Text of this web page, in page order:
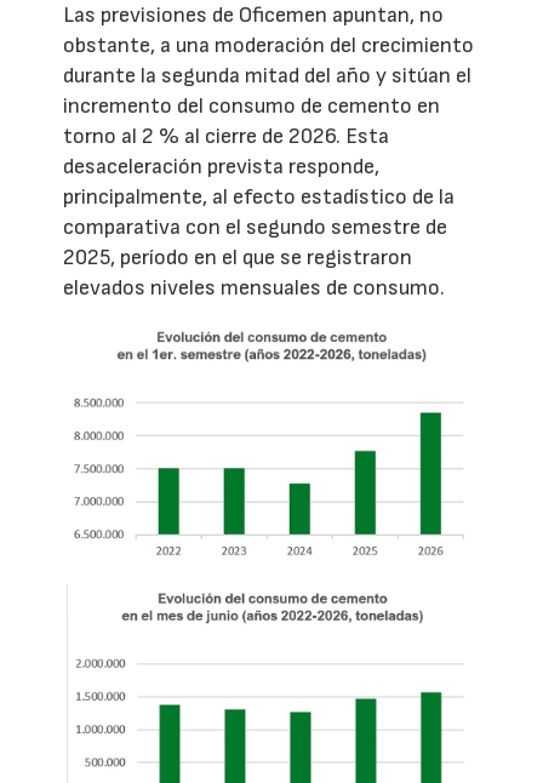
Las previsiones de Oficemen apuntan, no
obstante, a una moderación del crecimiento
durante la segunda mitad del año y sitúan el
incremento del consumo de cemento en
torno al 2 % al cierre de 2026. Esta
desaceleración prevista responde,
principalmente, al efecto estadístico de la
comparativa con el segundo semestre de
2025, período en el que se registraron
elevados niveles mensuales de consumo.